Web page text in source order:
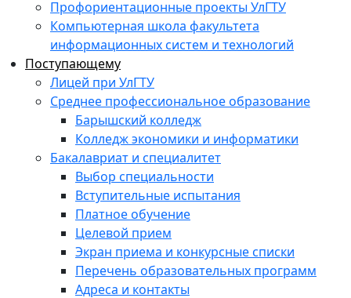
Профориентационные проекты УлГТУ
Компьютерная школа факультета
информационных систем и технологий
Поступающему
Лицей при УлГТУ
Среднее профессиональное образование
Барышский колледж
Колледж экономики и информатики
Бакалавриат и специалитет
Выбор специальности
Вступительные испытания
Платное обучение
Целевой прием
Экран приема и конкурсные списки
Перечень образовательных программ
Адреса и контакты